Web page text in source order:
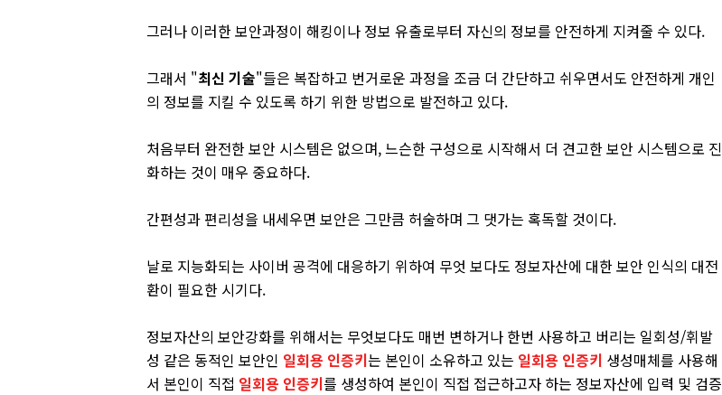
그러나 이러한 보안과정이 해킹이나 정보 유출로부터 자신의 정보를 안전하게 지켜줄 수 있다.
그래서 "최신 기술"들은 복잡하고 번거로운 과정을 조금 더 간단하고 쉬우면서도 안전하게 개인
의 정보를 지킬 수 있도록 하기 위한 방법으로 발전하고 있다.
처음부터 완전한 보안 시스템은 없으며, 느슨한 구성으로 시작해서 더 견고한 보안 시스템으로 진
화하는 것이 매우 중요하다.
간편성과 편리성을 내세우면 보안은 그만큼 허술하며 그 댓가는 혹독할 것이다.
날로 지능화되는 사이버 공격에 대응하기 위하여 무엇 보다도 정보자산에 대한 보안 인식의 대전
환이 필요한 시기다.
정보자산의 보안강화를 위해서는 무엇보다도 매번 변하거나 한번 사용하고 버리는 일회성/휘발
성 같은 동적인 보안인 일회용 인증키는 본인이 소유하고 있는 일회용 인증키 생성매체를 사용해
서 본인이 직접 일회용 인증키를 생성하여 본인이 직접 접근하고자 하는 정보자산에 입력 및 검증